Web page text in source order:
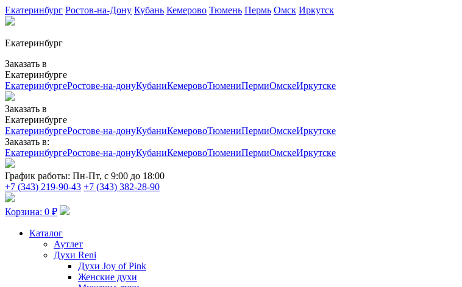
Екатеринбург Ростов-на-Дону Кубань Кемерово Тюмень Пермь Омск Иркутск
Екатеринбург
Заказать в
Екатеринбурге
ЕкатеринбургеРостове-на-донуКубаниКемеровоТюмениПермиОмскеИркутске
Заказать в
Екатеринбурге
ЕкатеринбургеРостове-на-донуКубаниКемеровоТюмениПермиОмскеИркутске
Заказать в:
ЕкатеринбургеРостове-на-донуКубаниКемеровоТюмениПермиОмскеИркутске
График работы: Пн-Пт, с 9:00 до 18:00
+7 (343) 219-90-43 +7 (343) 382-28-90
Корзина: 0 ₽
Каталог
Аутлет
Духи Reni
Духи Joy of Pink
Женские духи